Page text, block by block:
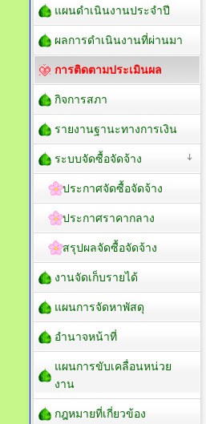
แผนดำเนินงานประจำปี
ผลการดำเนินงานที่ผ่านมา
การติดตามประเมินผล
กิจการสภา
รายงานฐานะทางการเงิน
ระบบจัดซื้อจัดจ้าง
ประกาศจัดซื้อจัดจ้าง
ประกาศราคากลาง
สรุปผลจัดซื้อจัดจ้าง
งานจัดเก็บรายได้
แผนการจัดหาพัสดุ
อำนาจหน้าที่
แผนการขับเคลื่อนหน่วย
งาน
กฎหมายที่เกี่ยวข้อง